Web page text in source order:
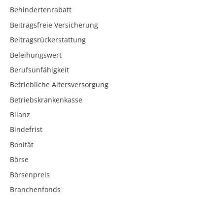
Behindertenrabatt
Beitragsfreie Versicherung
Beitragsrückerstattung
Beleihungswert
Berufsunfähigkeit
Betriebliche Altersversorgung
Betriebskrankenkasse
Bilanz
Bindefrist
Bonität
Börse
Börsenpreis
Branchenfonds